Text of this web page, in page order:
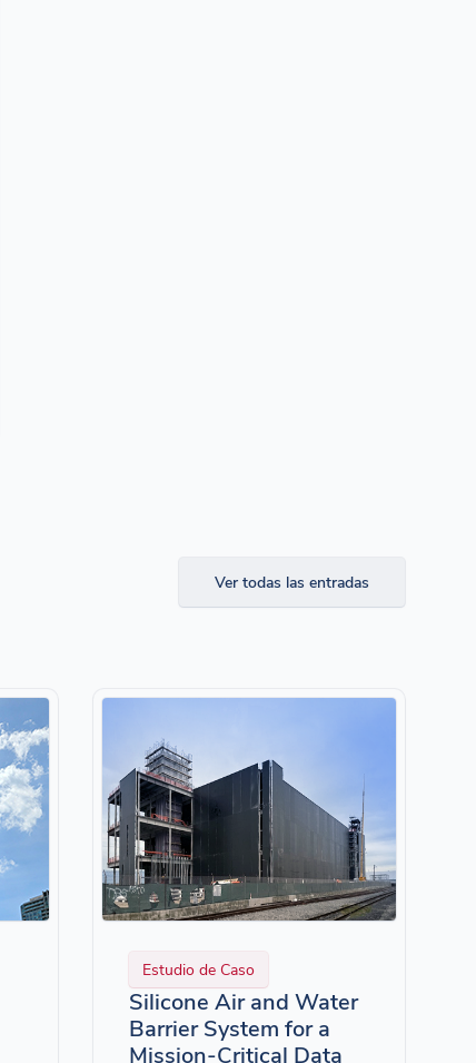
Ver todas las entradas
Estudio de Caso
Silicone Air and Water
Barrier System for a
Mission-Critical Data